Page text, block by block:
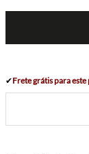
✔Frete grátis para